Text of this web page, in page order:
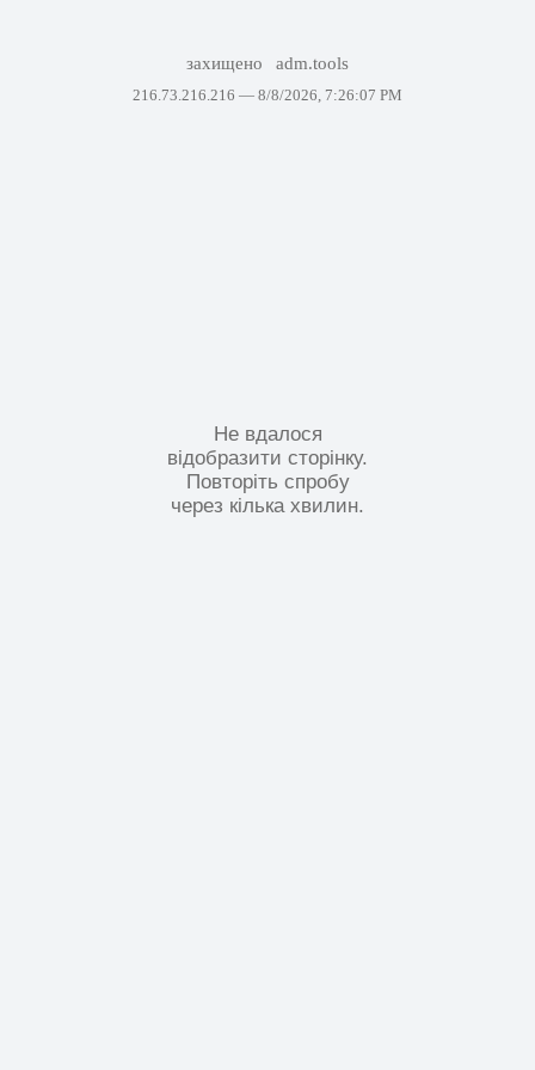
захищено adm.tools
216.73.216.216 — 8/8/2026, 7:26:07 PM
Не вдалося
відобразити сторінку.
Повторіть спробу
через кілька хвилин.